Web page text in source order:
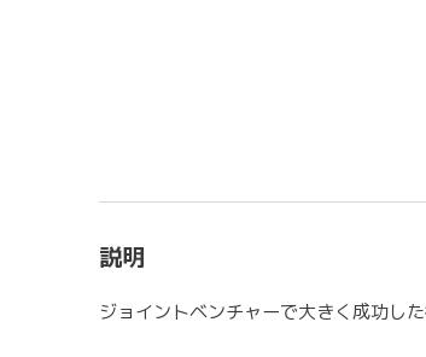
説明
ジョイントベンチャーで大きく成功し